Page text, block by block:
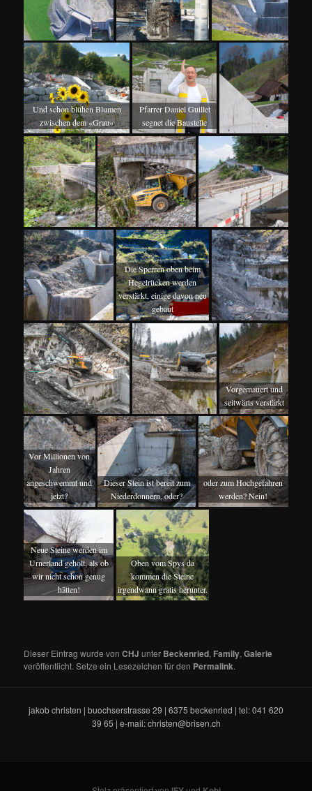
Und schon blühen Blumen
zwischen dem «Grau»
Pfarrer Daniel Guillet
segnet die Baustelle
Die Sperren oben beim
Hegelrücken werden
verstärkt, einige davon neu
gebaut
Vorgemauert und
seitwärts verstärkt
Vor Millionen von
Jahren
angeschwemmt und
jetzt?
Dieser Stein ist bereit zum
Niederdonnern, oder?
oder zum Hochgefahren
werden? Nein!
Neue Steine werden im
Urnerland geholt, als ob
wir nicht schon genug
hätten!
Oben vom Spys da
kommen die Steine
irgendwann gratis herunter.
Dieser Eintrag wurde vonCHJ unter Beckenried, Family,Galerie
veröffentlicht. Setze ein Lesezeichen für den Permalink.
jakob christen | buochserstrasse 29 | 6375 beckenried | tel: 041 620
39 65 | e-mail: christen@brisen.ch